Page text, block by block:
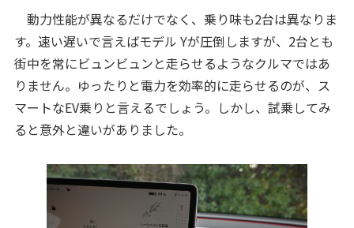
動力性能が異なるだけでなく、乗り味も2台は異なりま
す。速い遅いで言えばモデル Yが圧倒しますが、2台とも
街中を常にビュンビュンと走らせるようなクルマではあ
りません。ゆったりと電力を効率的に走らせるのが、ス
マートなEV乗りと言えるでしょう。しかし、試乗してみ
ると意外と違いがありました。